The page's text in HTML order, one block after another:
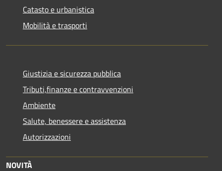
Catasto e urbanistica
Mobilità e trasporti
Giustizia e sicurezza pubblica
Tributi,finanze e contravvenzioni
Ambiente
Salute, benessere e assistenza
Autorizzazioni
NOVITÀ